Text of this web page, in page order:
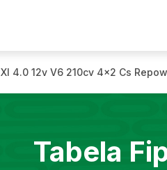
Xl 4.0 12v V6 210cv 4x2 Cs
Tabela